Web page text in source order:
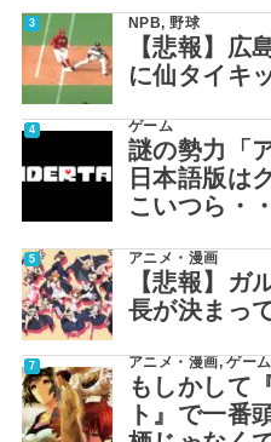
NPB,野球
【悲報】広
に仙タイキ
ゲーム
謎の勢力「
日本語版は
こいつら・
アニメ・漫画
【悲報】ガ
長が決まっ
アニメ・漫画,ゲーム
もしかして
ト』で一番